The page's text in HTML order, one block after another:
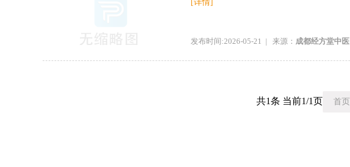
[详情]
发布时间:2026-05-21 | 来源： 成都经方堂中医
共1条 当前1/1页 首页